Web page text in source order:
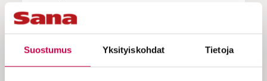
Suostumus Yksityiskohdat Tietoja
Keinonen toivoisi yhteiskunnan
panostavan enemmän ongelmien
ennaltaehkäisyyn. Hän käy itsekin